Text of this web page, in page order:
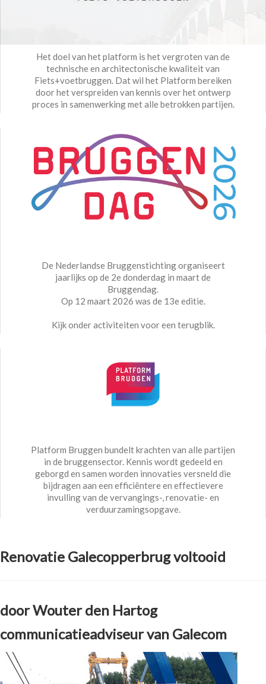
Het doel van het platform is het vergroten van de
technische en architectonische kwaliteit van
Fiets+voetbruggen. Dat wil het Platform bereiken
door het verspreiden van kennis over het ontwerp
proces in samenwerking met alle betrokken partijen.
De Nederlandse Bruggenstichting organiseert
jaarlijks op de 2e donderdag in maart de
Bruggendag.
Op 12 maart 2026 was de 13e editie.
Kijk onder activiteiten voor een terugblik.
Platform Bruggen bundelt krachten van alle partijen
in de bruggensector. Kennis wordt gedeeld en
geborgd en samen worden innovaties versneld die
bijdragen aan een efficiëntere en effectievere
invulling van de vervangings-, renovatie- en
verduurzamingsopgave.
Renovatie Galecopperbrug voltooid
door Wouter den Hartog
communicatieadviseur van Galecom